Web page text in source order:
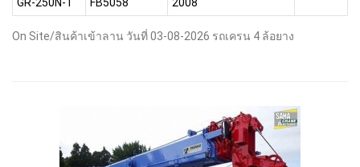
On Site/สินค้าเข้าลาน วันที่ 03-08-2026 รถเครน 4 ล้อยาง